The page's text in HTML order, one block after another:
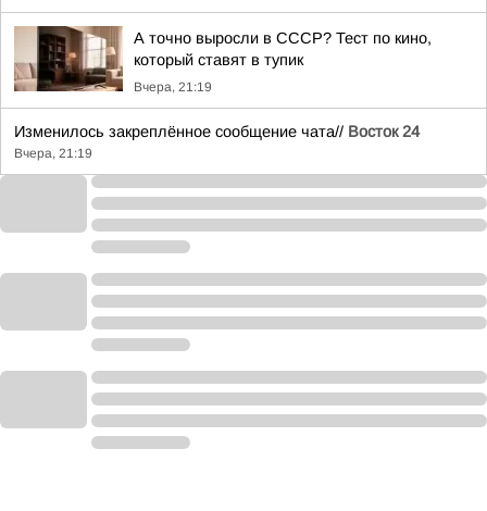
А точно выросли в СССР? Тест по кино,
который ставят в тупик
Вчера, 21:19
Изменилось закреплённое сообщение чата// Восток 24
Вчера, 21:19